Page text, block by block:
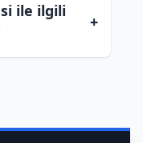
ile ilgili
+